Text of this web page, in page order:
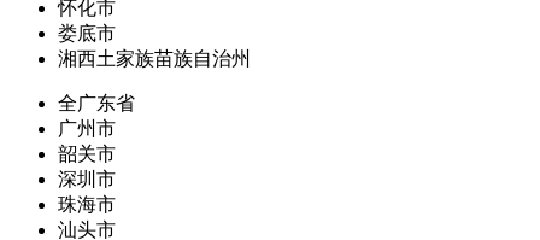
怀化市
娄底市
湘西土家族苗族自治州
全广东省
广州市
韶关市
深圳市
珠海市
汕头市